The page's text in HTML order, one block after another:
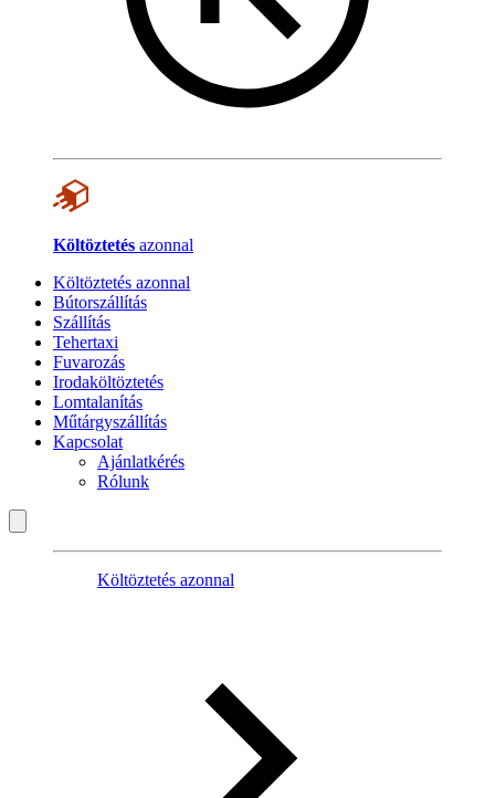
Költöztetés azonnal
Költöztetés azonnal
Bútorszállítás
Szállítás
Tehertaxi
Fuvarozás
Irodaköltöztetés
Lomtalanítás
Műtárgyszállítás
Kapcsolat
Ajánlatkérés
Rólunk
Költöztetés azonnal